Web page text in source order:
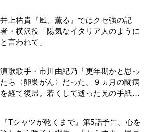
井上祐貴『風、薫る』ではクセ強の記
者・横沢役「陽気なイタリア人のように
と言われて」
演歌歌手・市川由紀乃「更年期かと思っ
たら〈卵巣がん〉だった。９ヵ月の闘病
を経て復帰。若くして逝った兄の手紙を
『Tシャツが乾くまで』第5話予告。心を